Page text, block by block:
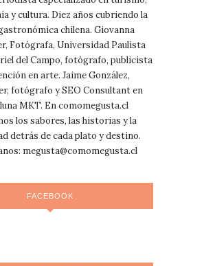
y cultura. Diez años cubriendo la
chilena. Giovanna
Fotógrafa, Universidad Paulista
del Campo, fotógrafo, publicista
en arte. Jaime González,
fotógrafo y SEO Consultant en
MKT. En comomegusta.cl
los sabores, las historias y la
detrás de cada plato y destino.
megusta@comomegusta.cl
FACEBOOK